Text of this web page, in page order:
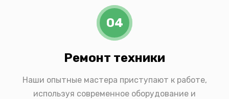
04
Ремонт техники
Наши опытные мастера приступают к работе,
используя современное оборудование и